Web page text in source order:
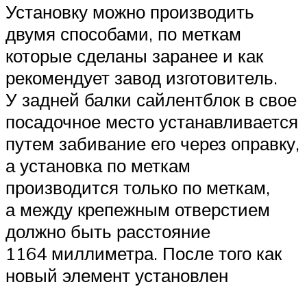
Установку можно производить
двумя способами, по меткам
которые сделаны заранее и как
рекомендует завод изготовитель.
У задней балки сайлентблок в свое
посадочное место устанавливается
путем забивание его через оправку,
а установка по меткам
производится только по меткам,
а между крепежным отверстием
должно быть расстояние
1164 миллиметра. После того как
новый элемент установлен